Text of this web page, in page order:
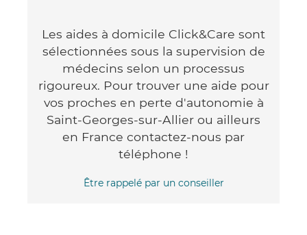
Les aides à domicile Click&Care sont
sélectionnées sous la supervision de
médecins selon un processus
rigoureux. Pour trouver une aide pour
vos proches en perte d'autonomie à
Saint-Georges-sur-Allier ou ailleurs
en France contactez-nous par
téléphone !
Être rappelé par un conseiller